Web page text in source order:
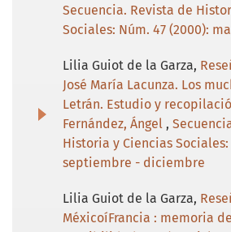
Secuencia. Revista de
Sociales: Núm. 47 (2000):
Lilia Guiot de la Garza,
José María Lacunza. Los
Letrán. Estudio y
Fernández, Ángel ,
Historia y Ciencias Sociales:
septiembre - diciembre
Lilia Guiot de la Garza,
MéxicoíFrancia : memoria